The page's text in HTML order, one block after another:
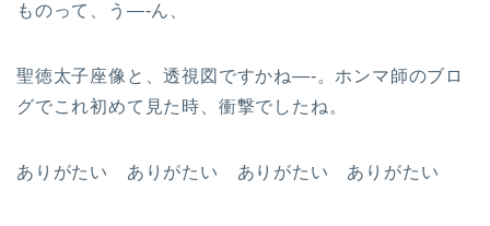
ものって、う—-ん、
聖徳太子座像と、透視図ですかね—-。ホンマ師のブロ
グでこれ初めて見た時、衝撃でしたね。
ありがたい ありがたい ありがたい ありがたい